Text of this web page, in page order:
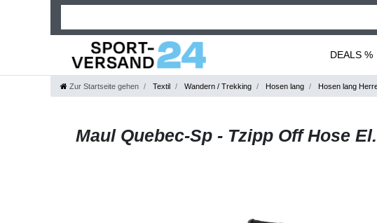
DEALS %
Zur Startseite gehen Textil Wandern / Trekking Hosen lang Hosen lang
Maul Quebec-Sp - Tzipp Off Hose